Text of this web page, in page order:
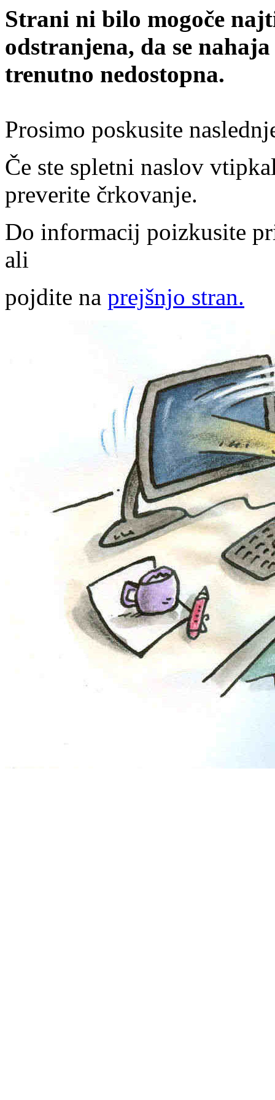
Strani ni bilo mogoče
odstranjena, da se
trenutno nedostopna.
Prosimo poskusite
Če ste spletni naslov
preverite črkovanje.
Do informacij poizkusite
ali
pojdite na prejšnjo stran.